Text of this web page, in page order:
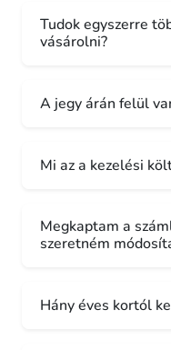
Tudok egyszerre
vásárolni?
A jegy árán felül
Mi az a kezelési
Megkaptam a
szeretném
Hány éves kortól